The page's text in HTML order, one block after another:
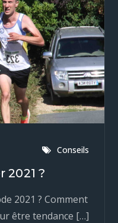
Conseils
2021 ?
2021 ? Comment
être tendance […]